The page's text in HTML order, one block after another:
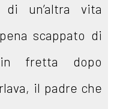
un’altra vita
scappato di
fretta dopo
il padre che